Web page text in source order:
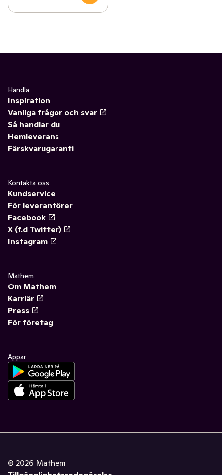
Handla
Inspiration
Vanliga frågor och svar
Så handlar du
Hemleverans
Färskvarugaranti
Kontakta oss
Kundservice
För leverantörer
Facebook
X (f.d Twitter)
Instagram
Mathem
Om Mathem
Karriär
Press
För företag
Appar
© 2026 Mathem